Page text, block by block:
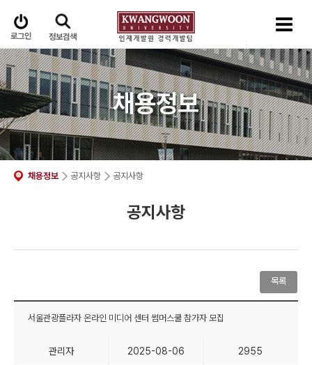
로그인 정보검색
채용정보
채용정보 공지사항 공지사항
공지사항
목록
서울관광플라자 온라인 미디어 센터 썸머스쿨 참가자 모집
관리자 2025-08-06 2955